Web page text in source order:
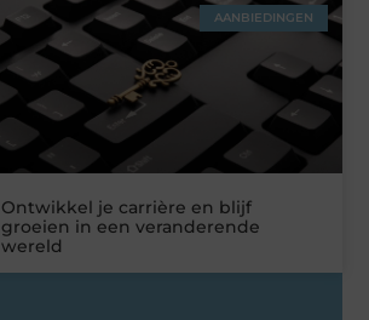
AANBIEDINGEN
Ontwikkel je carrière en blijf
groeien in een veranderende
wereld